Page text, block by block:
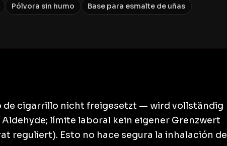
Pólvora sin humo
Base para esmalte de uñas
de cigarrillo nicht freigesetzt — wird vollständig
límite laboral kein eigener Grenzwert
reguliert). Esto no hace segura la inhalación de